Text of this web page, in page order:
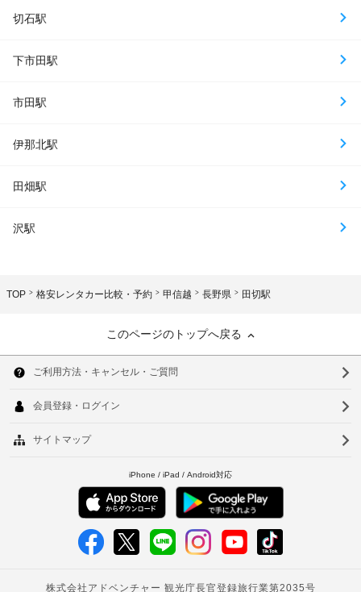
切石駅
下市田駅
市田駅
伊那北駅
田畑駅
沢駅
TOP 格安レンタカー比較・予約 甲信越 長野県 田切駅
このページのトップへ戻る